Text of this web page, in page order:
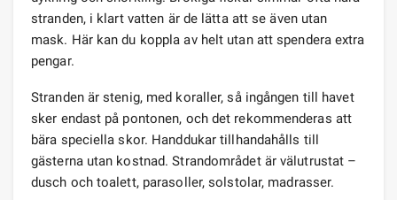
stranden, i klart vatten är de lätta att se även utan
mask. Här kan du koppla av helt utan att spendera extra
pengar.
Stranden är stenig, med koraller, så ingången till havet
sker endast på pontonen, och det rekommenderas att
bära speciella skor. Handdukar tillhandahålls till
gästerna utan kostnad. Strandområdet är välutrustat –
dusch och toalett, parasoller, solstolar, madrasser.